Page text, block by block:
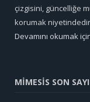
çizgisini, güncelliğe
korumak
Devamını okumak
MİMESİS SON SAYI